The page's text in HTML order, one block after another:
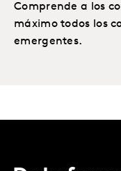
Comprende a los
máximo todos los
emergentes.